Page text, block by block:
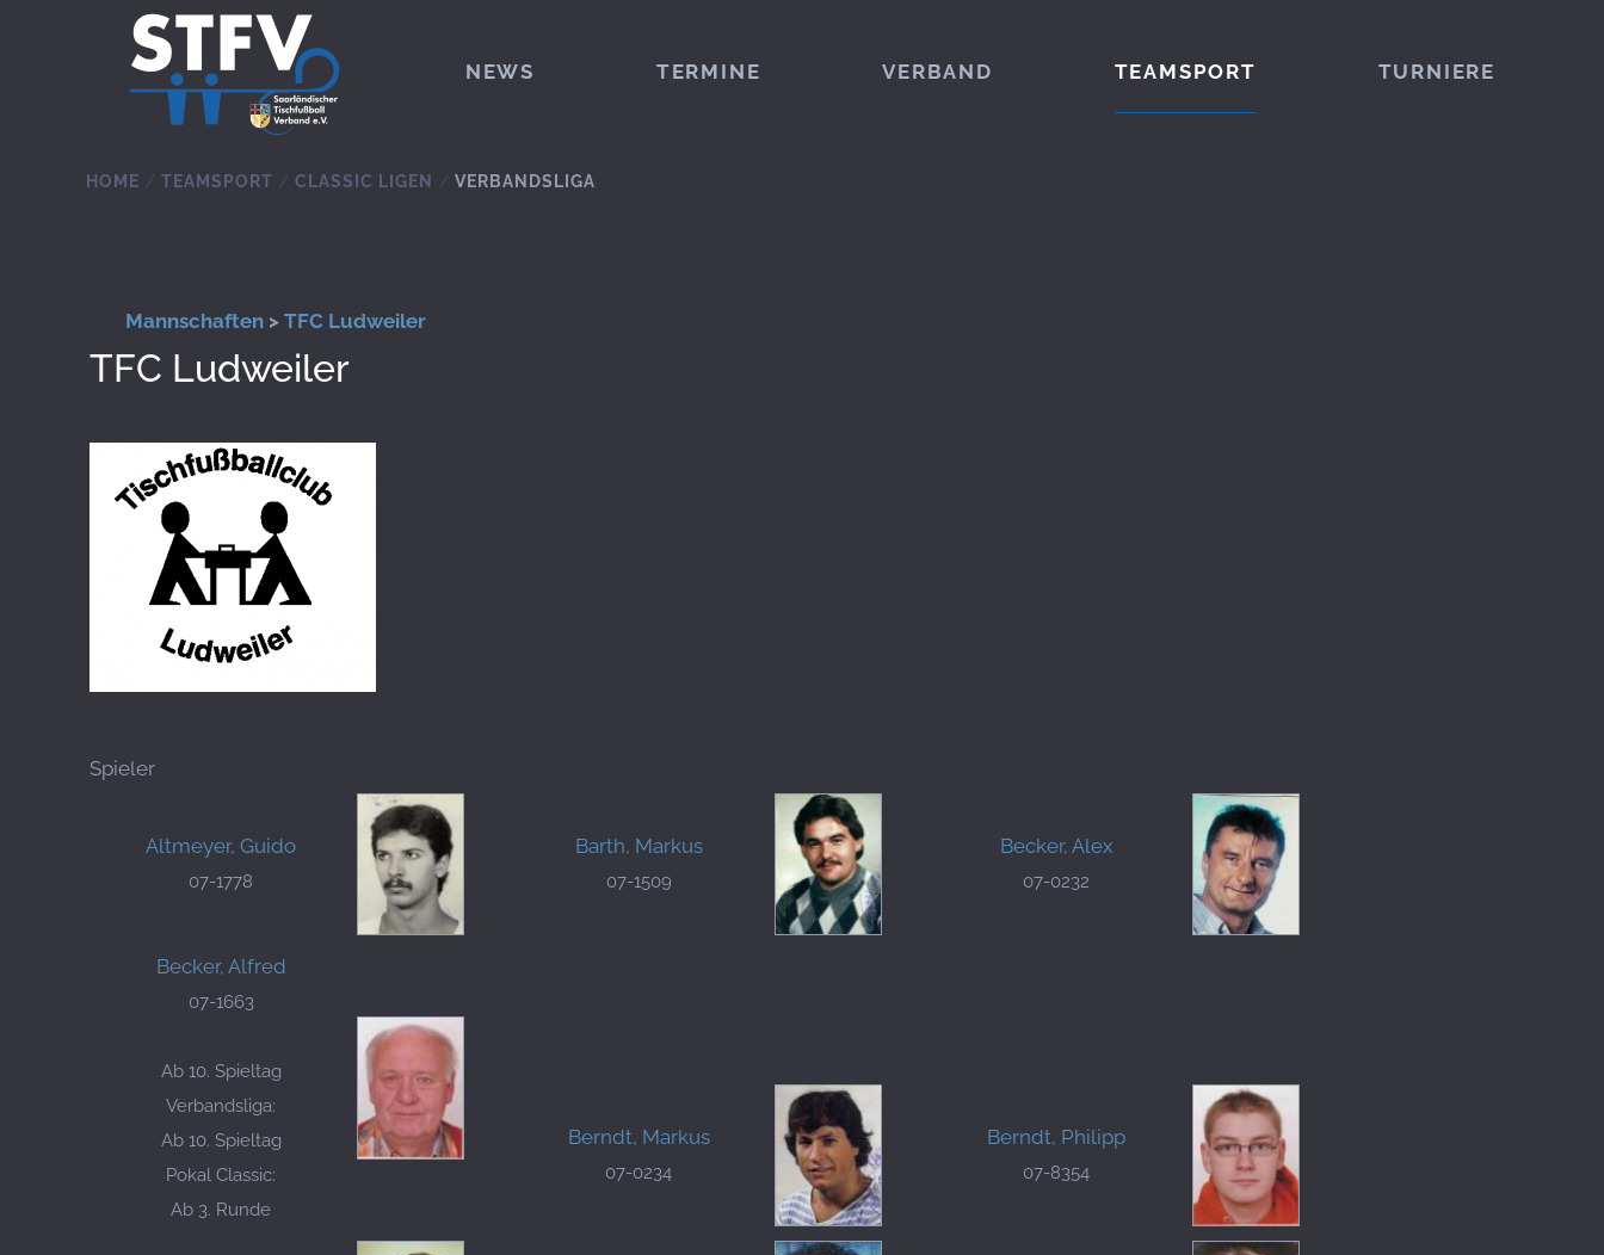
Zum Hauptinhalt springen
NEWS TERMINE VERBAND TEAMSPORT TURNIERE
HOME TEAMSPORT CLASSIC LIGEN VERBANDSLIGA
Mannschaften > TFC Ludweiler
TFC Ludweiler
Spieler
Altmeyer, Guido
07-1778
Barth, Markus
07-1509
Becker, Alex
07-0232
Becker, Alfred
07-1663
Ab 10. Spieltag
Verbandsliga:
Ab 10. Spieltag
Pokal Classic:
Ab 3. Runde
Berndt, Markus
07-0234
Berndt, Philipp
07-8354